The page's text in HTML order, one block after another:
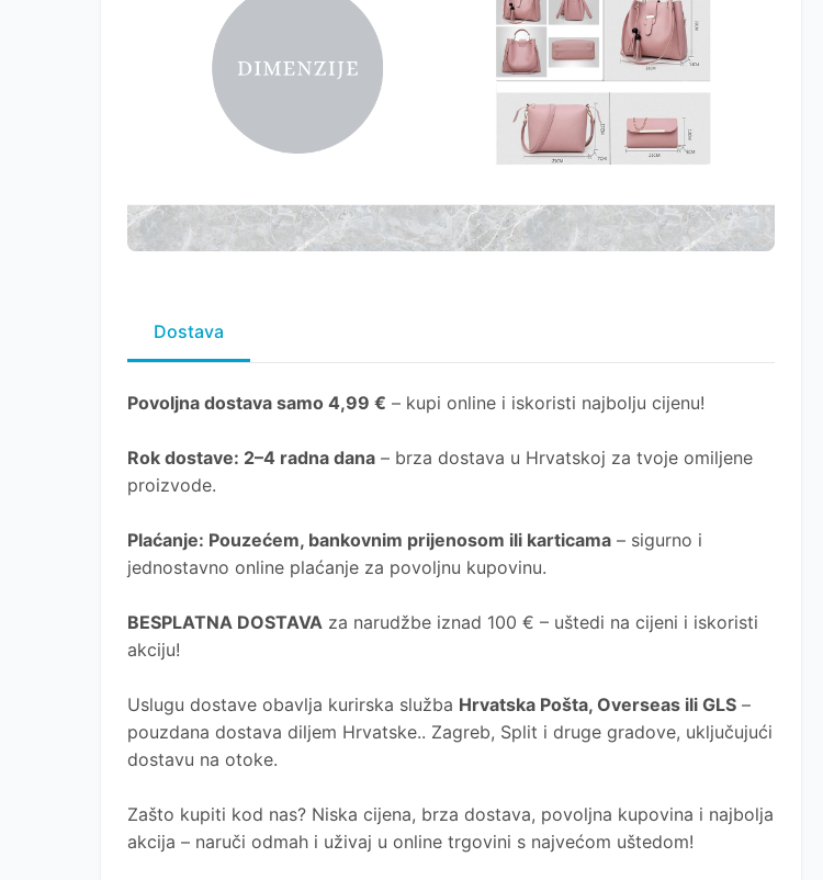
Dostava
Povoljna dostava samo 4,99 € – kupi online i iskoristi najbolju cijenu!
Rok dostave: 2–4 radna dana – brza dostava u Hrvatskoj za tvoje omiljene
proizvode.
Plaćanje: Pouzećem, bankovnim prijenosom ili karticama – sigurno i
jednostavno online plaćanje za povoljnu kupovinu.
BESPLATNA DOSTAVA za narudžbe iznad 100 € – uštedi na cijeni i iskoristi
akciju!
Uslugu dostave obavlja kurirska služba Hrvatska Pošta, Overseas ili GLS –
pouzdana dostava diljem Hrvatske.. Zagreb, Split i druge gradove, uključujući
dostavu na otoke.
Zašto kupiti kod nas? Niska cijena, brza dostava, povoljna kupovina i najbolja
akcija – naruči odmah i uživaj u online trgovini s najvećom uštedom!